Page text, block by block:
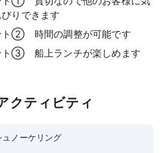
りできます
ト② 時間の調整が可能です
ト③ 船上ランチが楽しめます
クティビティ
ュノーケリング